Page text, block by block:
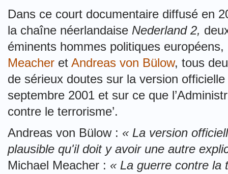
Dans ce court documentaire diffusé en
la chaîne néerlandaise Nederland 2,
éminents hommes politiques européens,
Meacher et Andreas von Bülow, tous
de sérieux doutes sur la version
septembre 2001 et sur ce que
contre le terrorisme’.
Andreas von Bülow : « La version
plausible qu'il doit y avoir une autre
Michael Meacher : « La guerre contre la